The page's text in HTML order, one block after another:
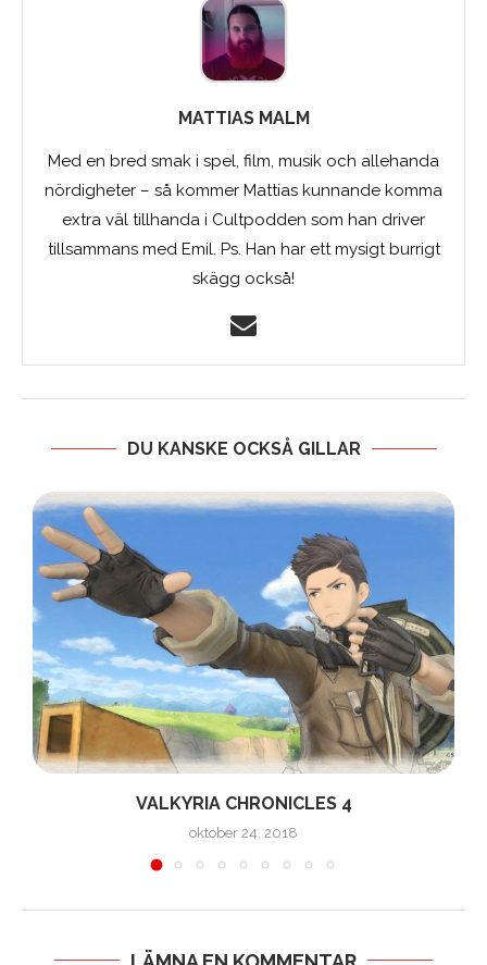
MATTIAS MALM
Med en bred smak i spel, film, musik och allehanda
nördigheter – så kommer Mattias kunnande komma
extra väl tillhanda i Cultpodden som han driver
tillsammans med Emil. Ps. Han har ett mysigt burrigt
skägg också!
DU KANSKE OCKSÅ GILLAR
VALKYRIA CHRONICLES 4
oktober 24, 2018